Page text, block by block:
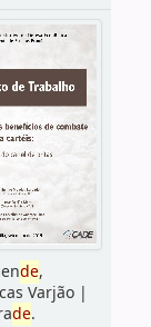
de,
Varjão|
de.